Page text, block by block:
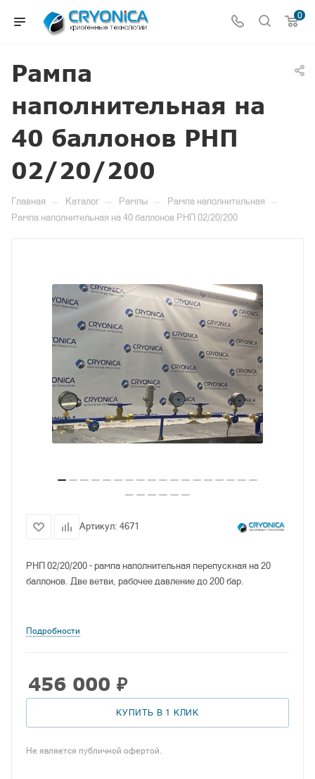
0
Рампа
наполнительная на
40 баллонов РНП
02/20/200
Главная — Каталог — Рампы — Рампа наполнительная —
Рампа наполнительная на 40 баллонов РНП 02/20/200
Артикул: 4671
РНП 02/20/200 - рампа наполнительная перепускная на 20
баллонов. Две ветви, рабочее давление до 200 бар.
Подробности
456 000 ₽
КУПИТЬ В 1 КЛИК
Не является публичной офертой.